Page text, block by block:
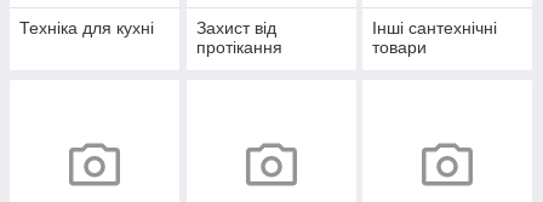
Техніка для кухні
Захист від
протікання
Інші сантехнічні
товари